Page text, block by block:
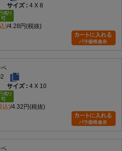
4 X 8
) 4.28円(税抜)
4 X 10
込) 4.32円(税抜)